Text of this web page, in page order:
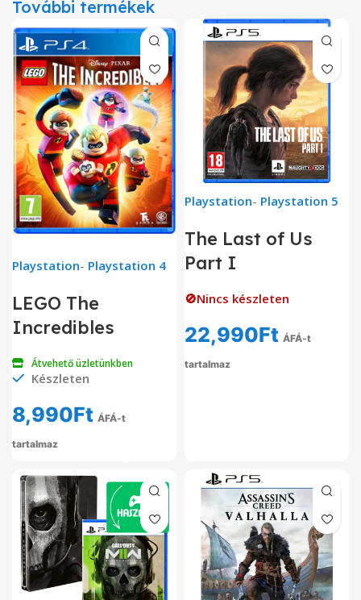
További termékek
Playstation- Playstation 4
LEGO The
Incredibles
Átvehető üzletünkben
Készleten
8,990Ft ÁFÁ-t
tartalmaz
Playstation- Playstation 5
The Last of Us
Part I
🚫Nincs készleten
22,990Ft ÁFÁ-t
tartalmaz